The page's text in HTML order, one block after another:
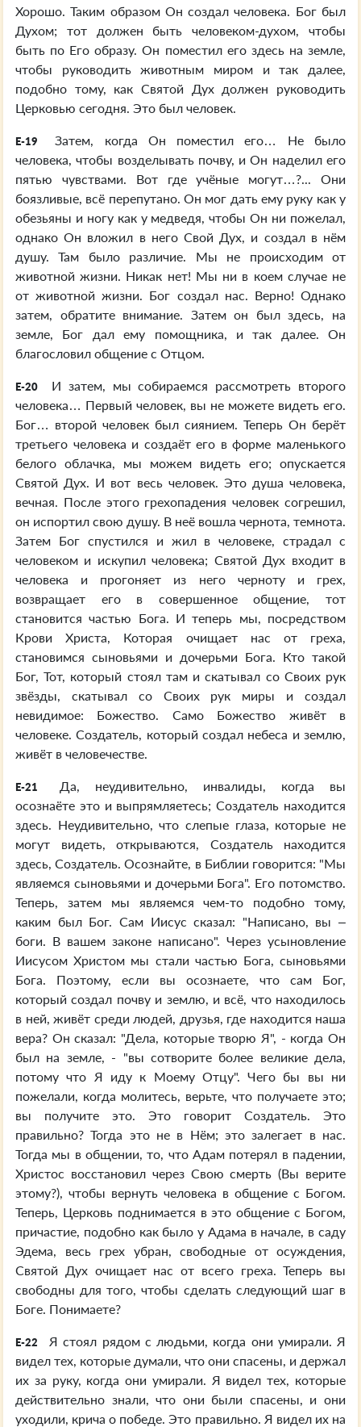
Хорошо. Таким образом Он создал человека. Бог был
Духом; тот должен быть человеком-духом, чтобы
быть по Его образу. Он поместил его здесь на земле,
чтобы руководить животным миром и так далее,
подобно тому, как Святой Дух должен руководить
Церковью сегодня. Это был человек.
E-19
Затем, когда Он поместил его… Не было
человека, чтобы возделывать почву, и Он наделил его
пятью чувствами. Вот где учёные могут…?... Они
боязливые, всё перепутано. Он мог дать ему руку как у
обезьяны и ногу как у медведя, чтобы Он ни пожелал,
однако Он вложил в него Свой Дух, и создал в нём
душу. Там было различие. Мы не происходим от
животной жизни. Никак нет! Мы ни в коем случае не
от животной жизни. Бог создал нас. Верно! Однако
затем, обратите внимание. Затем он был здесь, на
земле, Бог дал ему помощника, и так далее. Он
благословил общение с Отцом.
E-20
И затем, мы собираемся рассмотреть второго
человека… Первый человек, вы не можете видеть его.
Бог… второй человек был сиянием. Теперь Он берёт
третьего человека и создаёт его в форме маленького
белого облачка, мы можем видеть его; опускается
Святой Дух. И вот весь человек. Это душа человека,
вечная. После этого грехопадения человек согрешил,
он испортил свою душу. В неё вошла чернота, темнота.
Затем Бог спустился и жил в человеке, страдал с
человеком и искупил человека; Святой Дух входит в
человека и прогоняет из него черноту и грех,
возвращает его в совершенное общение, тот
становится частью Бога. И теперь мы, посредством
Крови Христа, Которая очищает нас от греха,
становимся сыновьями и дочерьми Бога. Кто такой
Бог, Тот, который стоял там и скатывал со Своих рук
звёзды, скатывал со Своих рук миры и создал
невидимое: Божество. Само Божество живёт в
человеке. Создатель, который создал небеса и землю,
живёт в человечестве.
E-21
Да, неудивительно, инвалиды, когда вы
осознаёте это и выпрямляетесь; Создатель находится
здесь. Неудивительно, что слепые глаза, которые не
могут видеть, открываются, Создатель находится
здесь, Создатель. Осознайте, в Библии говорится: "Мы
являемся сыновьями и дочерьми Бога". Его потомство.
Теперь, затем мы являемся чем-то подобно тому,
каким был Бог. Сам Иисус сказал: "Написано, вы –
боги. В вашем законе написано". Через усыновление
Иисусом Христом мы стали частью Бога, сыновьями
Бога. Поэтому, если вы осознаете, что сам Бог,
который создал почву и землю, и всё, что находилось
в ней, живёт среди людей, друзья, где находится наша
вера? Он сказал: "Дела, которые творю Я", - когда Он
был на земле, - "вы сотворите более великие дела,
потому что Я иду к Моему Отцу". Чего бы вы ни
пожелали, когда молитесь, верьте, что получаете это;
вы получите это. Это говорит Создатель. Это
правильно? Тогда это не в Нём; это залегает в нас.
Тогда мы в общении, то, что Адам потерял в падении,
Христос восстановил через Свою смерть (Вы верите
этому?), чтобы вернуть человека в общение с Богом.
Теперь, Церковь поднимается в это общение с Богом,
причастие, подобно как было у Адама в начале, в саду
Эдема, весь грех убран, свободные от осуждения,
Святой Дух очищает нас от всего греха. Теперь вы
свободны для того, чтобы сделать следующий шаг в
Боге. Понимаете?
E-22
Я стоял рядом с людьми, когда они умирали. Я
видел тех, которые думали, что они спасены, и держал
их за руку, когда они умирали. Я видел тех, которые
действительно знали, что они были спасены, и они
уходили, крича о победе. Это правильно. Я видел их на